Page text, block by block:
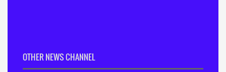
OTHER NEWS CHANNEL